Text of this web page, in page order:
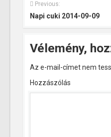
Previous:
Napi cuki 2014-09-09
Vélemény,
Az e-mail-címet nem
Hozzászólás